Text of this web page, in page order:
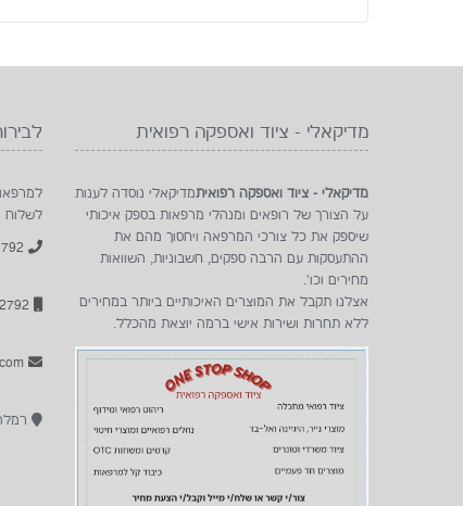
מדיקאלי - ציוד ואספקה רפואית
מדיקאלי - ציוד ואספקה רפואיתמדיקאלי נוסדה לענות
על הצורך של רופאים ומנהלי מרפאות בספק איכותי
שיספק את כל צורכי המרפאה ויחסוך מהם את
ההתעסקות עם הרבה ספקים, חשבוניות, השוואות
מחירים וכו'.
אצלנו תקבל את המוצרים האיכותיים ביותר במחירים
ללא תחרות ושירות אישי ברמה יוצאת מהכלל.
לשלוח